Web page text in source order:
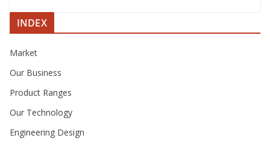
INDEX
Market
Our Business
Product Ranges
Our Technology
Engineering Design